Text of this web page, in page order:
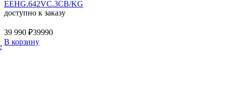
EEHG.642VC.3CB/KG
доступно к заказу
39 990 ₽39990
В корзину